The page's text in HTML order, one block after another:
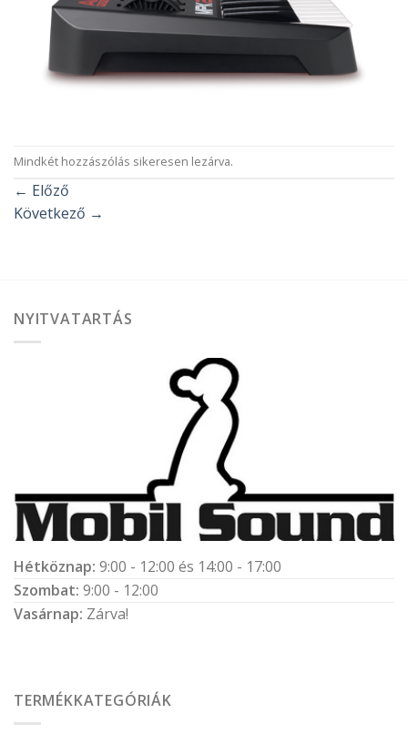
Mindkét hozzászólás sikeresen lezárva.
← Előző
Következő →
NYITVATARTÁS
Hétköznap: 9:00 - 12:00 és 14:00 - 17:00
Szombat: 9:00 - 12:00
Vasárnap: Zárva!
TERMÉKKATEGÓRIÁK